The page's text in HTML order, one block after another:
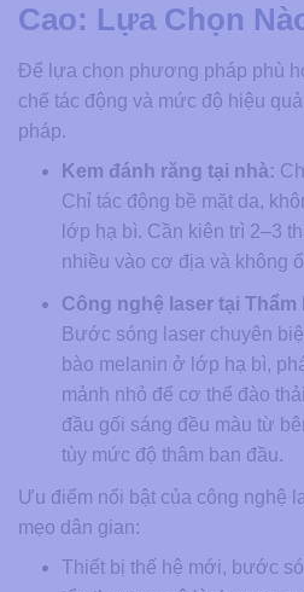
Cao: Lựa Chọn
Để lựa chọn phương pháp phù
chế tác động và mức độ hiệu
pháp.
Kem đánh răng tại nhà:
Chỉ tác động bề mặt da,
lớp hạ bì. Cần kiên trì 2–3
nhiều vào cơ địa và không
Công nghệ laser tại
Bước sóng laser chuyên
bào melanin ở lớp hạ bì,
mảnh nhỏ để cơ thể đào
đầu gối sáng đều màu từ
tùy mức độ thâm ban đầu.
Ưu điểm nổi bật của công nghệ
mẹo dân gian:
Thiết bị thế hệ mới, bước